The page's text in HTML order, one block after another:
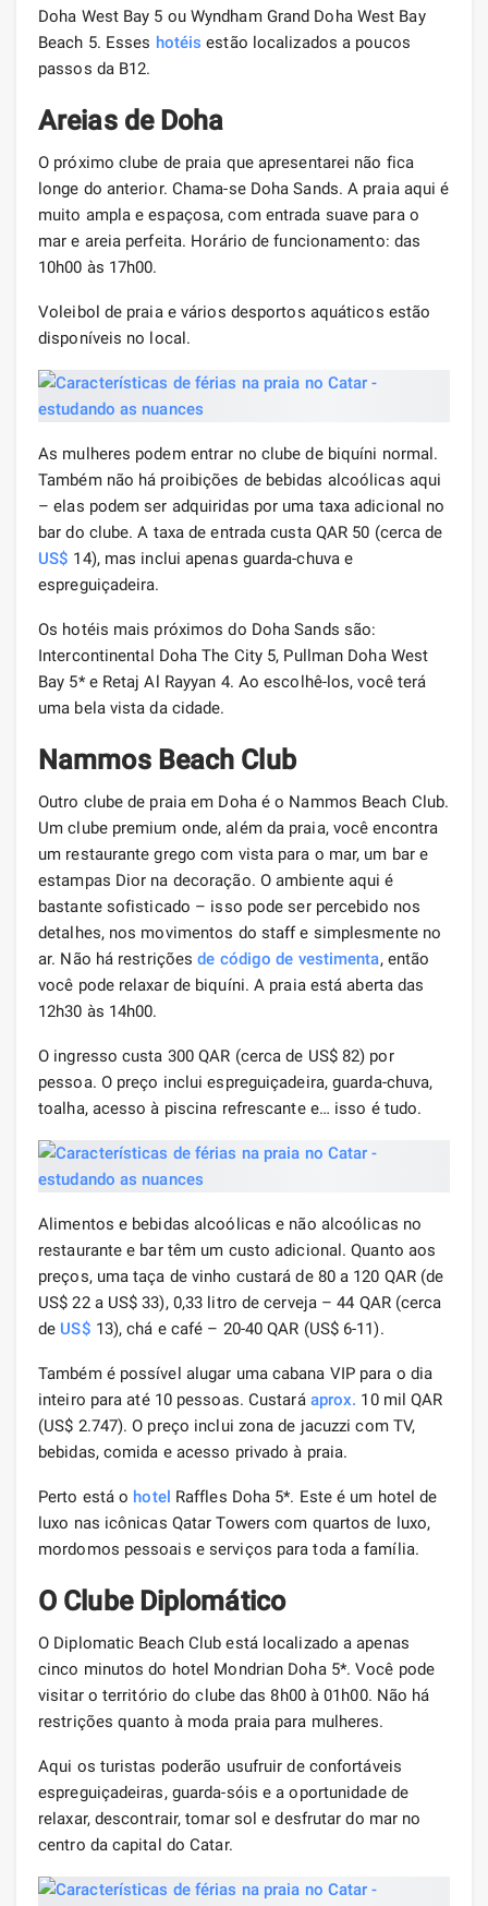
Doha West Bay 5 ou Wyndham Grand Doha West Bay
Beach 5. Esses hotéis estão localizados a poucos
passos da B12.
Areias de Doha
O próximo clube de praia que apresentarei não fica
longe do anterior. Chama-se Doha Sands. A praia aqui é
muito ampla e espaçosa, com entrada suave para o
mar e areia perfeita. Horário de funcionamento: das
10h00 às 17h00.
Voleibol de praia e vários desportos aquáticos estão
disponíveis no local.
As mulheres podem entrar no clube de biquíni normal.
Também não há proibições de bebidas alcoólicas aqui
– elas podem ser adquiridas por uma taxa adicional no
bar do clube. A taxa de entrada custa QAR 50 (cerca de
US$ 14), mas inclui apenas guarda-chuva e
espreguiçadeira.
Os hotéis mais próximos do Doha Sands são:
Intercontinental Doha The City 5, Pullman Doha West
Bay 5* e Retaj Al Rayyan 4. Ao escolhê-los, você terá
uma bela vista da cidade.
Nammos Beach Club
Outro clube de praia em Doha é o Nammos Beach Club.
Um clube premium onde, além da praia, você encontra
um restaurante grego com vista para o mar, um bar e
estampas Dior na decoração. O ambiente aqui é
bastante sofisticado – isso pode ser percebido nos
detalhes, nos movimentos do staff e simplesmente no
ar. Não há restriçõesde código de vestimenta, então
você pode relaxar de biquíni. A praia está aberta das
12h30 às 14h00.
O ingresso custa 300 QAR (cerca de US$ 82) por
pessoa. O preço inclui espreguiçadeira, guarda-chuva,
toalha, acesso à piscina refrescante e… isso é tudo.
Alimentos e bebidas alcoólicas e não alcoólicas no
restaurante e bar têm um custo adicional. Quanto aos
preços, uma taça de vinho custará de 80 a 120 QAR (de
US$ 22 a US$ 33), 0,33 litro de cerveja – 44 QAR (cerca
de US$ 13), chá e café – 20-40 QAR (US$ 6-11).
Também é possível alugar uma cabana VIP para o dia
inteiro para até 10 pessoas. Custará aprox. 10 mil QAR
(US$ 2.747). O preço inclui zona de jacuzzi com TV,
bebidas, comida e acesso privado à praia.
Perto está o hotel Raffles Doha 5*. Este é um hotel de
luxo nas icônicas Qatar Towers com quartos de luxo,
mordomos pessoais e serviços para toda a família.
O Clube Diplomático
O Diplomatic Beach Club está localizado a apenas
cinco minutos do hotel Mondrian Doha 5*. Você pode
visitar o território do clube das 8h00 à 01h00. Não há
restrições quanto à moda praia para mulheres.
Aqui os turistas poderão usufruir de confortáveis ​​​​
espreguiçadeiras, guarda-sóis e a oportunidade de
relaxar, descontrair, tomar sol e desfrutar do mar no
centro da capital do Catar.